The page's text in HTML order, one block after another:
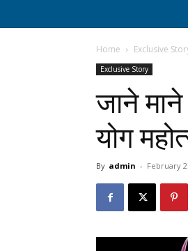
Home Exclusive
Exclusive Story
जाने
योग
By admin - February